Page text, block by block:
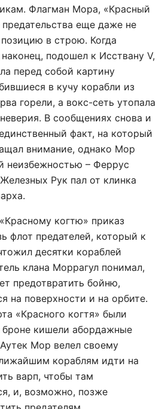
Флагман Мора, «Красный
еще даже не
в строю. Когда
подошел к Исствану V,
перед собой картину
в кучу корабли из
горели, а вокс-сеть утопала
В сообщениях снова и
факт, на который
внимание, однако Мор
неизбежностью – Феррус
Рук пал от клинка
когтю» приказ
флот предателей, который к
десятки кораблей
клана Моррагул понимал,
предотвратить бойню,
на поверхности и на орбите.
«Красного когтя» были
броне кишели абордажные
Мор велел своему
кораблям идти на
варп, чтобы там
и, возможно, позже